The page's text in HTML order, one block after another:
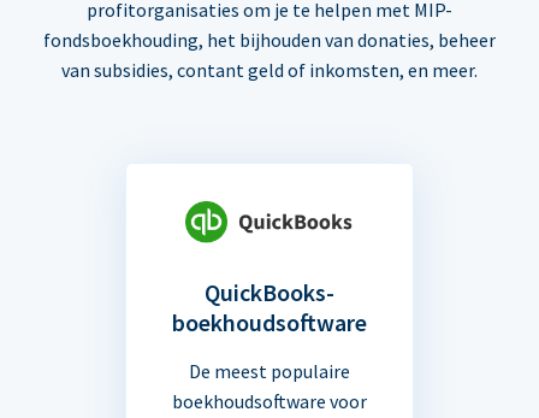
profitorganisaties om je te helpen met MIP-
fondsboekhouding, het bijhouden van donaties, beheer
van subsidies, contant geld of inkomsten, en meer.
QuickBooks-
boekhoudsoftware
De meest populaire
boekhoudsoftware voor